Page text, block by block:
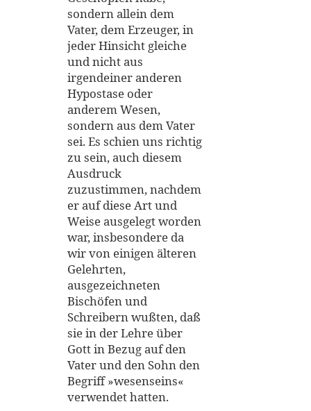
sondern allein dem
Vater, dem Erzeuger, in
jeder Hinsicht gleiche
und nicht aus
irgendeiner anderen
Hypostase oder
anderem Wesen,
sondern aus dem Vater
sei. Es schien uns richtig
zu sein, auch diesem
Ausdruck
zuzustimmen, nachdem
er auf diese Art und
Weise ausgelegt worden
war, insbesondere da
wir von einigen älteren
Gelehrten,
ausgezeichneten
Bischöfen und
Schreibern wußten, daß
sie in der Lehre über
Gott in Bezug auf den
Vater und den Sohn den
Begriff »wesenseins«
verwendet hatten.